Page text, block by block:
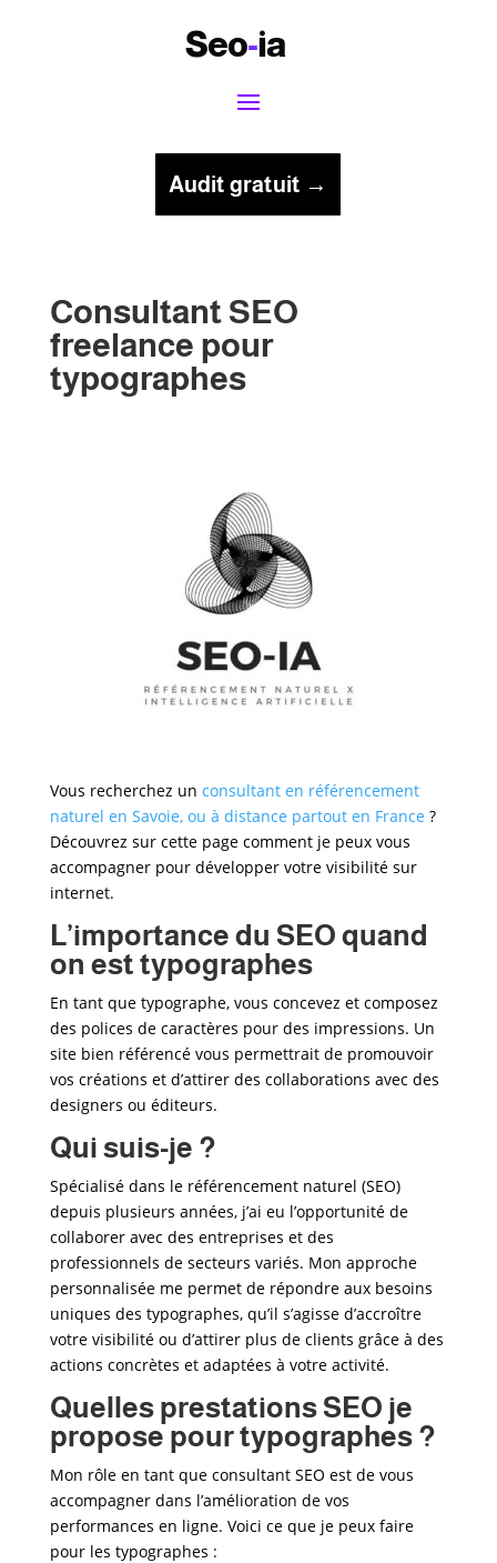
Seo-ia
Audit gratuit →
Consultant SEO
freelance pour
typographes
Vous recherchez un consultant en référencement
naturel en Savoie, ou à distance partout en France ?
Découvrez sur cette page comment je peux vous
accompagner pour développer votre visibilité sur
internet.
L’importance du SEO quand
on est typographes
En tant que typographe, vous concevez et composez
des polices de caractères pour des impressions. Un
site bien référencé vous permettrait de promouvoir
vos créations et d’attirer des collaborations avec des
designers ou éditeurs.
Qui suis-je ?
Spécialisé dans le référencement naturel (SEO)
depuis plusieurs années, j’ai eu l’opportunité de
collaborer avec des entreprises et des
professionnels de secteurs variés. Mon approche
personnalisée me permet de répondre aux besoins
uniques des typographes, qu’il s’agisse d’accroître
votre visibilité ou d’attirer plus de clients grâce à des
actions concrètes et adaptées à votre activité.
Quelles prestations SEO je
propose pour typographes?
Mon rôle en tant que consultant SEO est de vous
accompagner dans l’amélioration de vos
performances en ligne. Voici ce que je peux faire
pour les typographes :